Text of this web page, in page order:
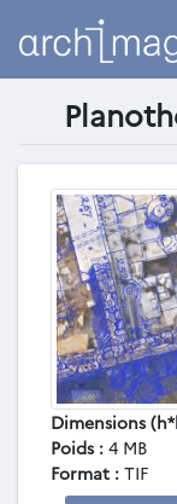
Dimensions
Poids : 4 MB
Format : TIF